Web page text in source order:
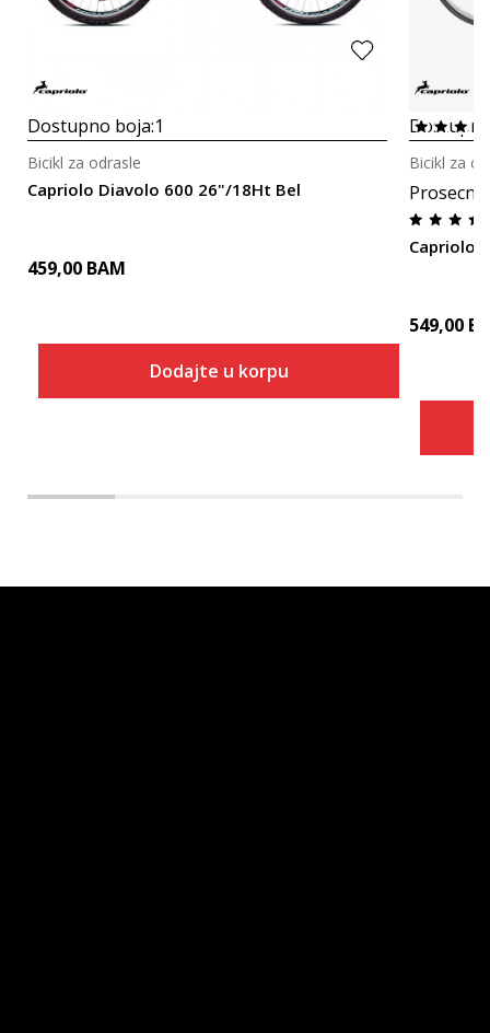
Dostupno boja:1
Capriolo Diavolo 600 26"/18Ht Bel
Bicikl za odrasle
459,00 BAM
Dodajte u korpu
Capriolo
Bicikl za
549,00